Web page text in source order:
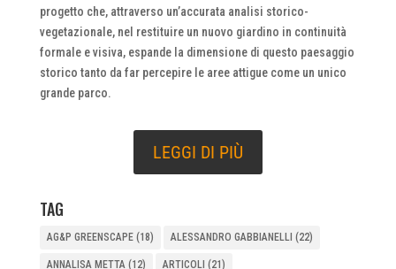
progetto che, attraverso un’accurata analisi storico-
vegetazionale, nel restituire un nuovo giardino in continuità
formale e visiva, espande la dimensione di questo paesaggio
storico tanto da far percepire le aree attigue come un unico
grande parco.
LEGGI DI PIÙ
TAG
AG&P GREENSCAPE(18) ALESSANDRO GABBIANELLI (22)
ANNALISA METTA(12) ARTICOLI (21)